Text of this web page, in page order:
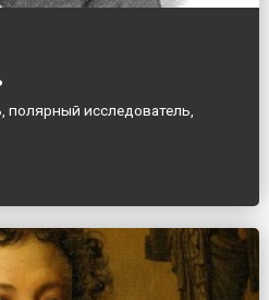
полярный исследователь,